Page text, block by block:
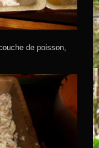
de poisson,